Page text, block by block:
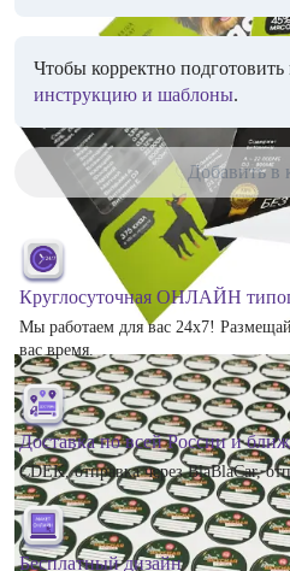
Чтобы корректно подготовить
инструкцию и шаблоны.
Добавить в
Круглосуточная ОНЛАЙН
Мы работаем для вас 24х7!
вас время.
Доставка по всей России и
CDEK, отправка через BlaBlaCar,
Бесплатный дизайн